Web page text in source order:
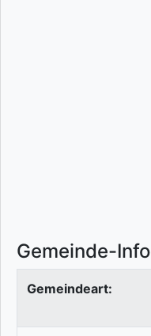
Gemeinde-Info
Gemeindeart: